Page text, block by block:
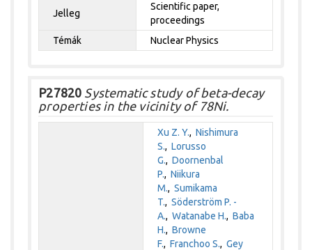
Jelleg
Scientific paper,
proceedings
Témák
Nuclear Physics
P27820 Systematic study of beta-decay
properties in the vicinity of 78Ni.
Xu Z. Y.,Nishimura
S.,Lorusso
G.,Doornenbal
P.,Niikura
M.,Sumikama
T.,Söderström P. -
A.,Watanabe H.,Baba
H.,Browne
F.,Franchoo S.,Gey